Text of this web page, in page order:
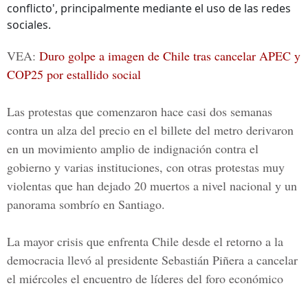
conflicto', principalmente mediante el uso de las redes
sociales.
VEA: Duro golpe a imagen de Chile tras cancelar APEC y
COP25 por estallido social
Las protestas que comenzaron hace casi dos semanas
contra un alza del precio en el billete del metro derivaron
en un movimiento amplio de indignación contra el
gobierno y varias instituciones, con otras protestas muy
violentas que han dejado 20 muertos a nivel nacional y un
panorama sombrío en Santiago.
La mayor crisis que enfrenta Chile desde el retorno a la
democracia llevó al presidente Sebastián Piñera a cancelar
el miércoles el encuentro de líderes del foro económico